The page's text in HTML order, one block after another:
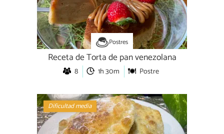
Postres
Receta de Torta de pan venezolana
8 1h 30m Postre
Dificultad media